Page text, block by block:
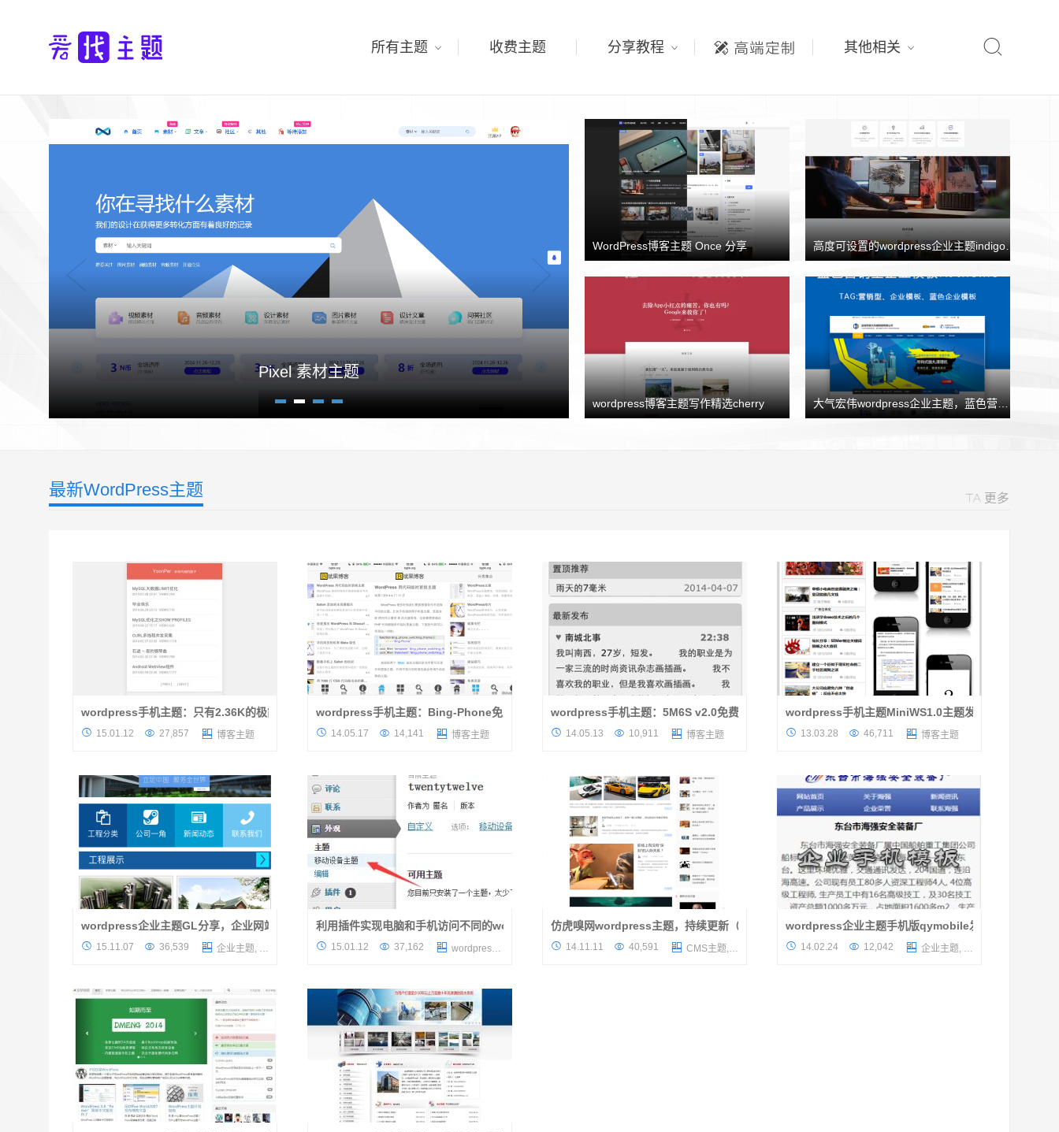
所有主题 收费主题 分享教程 其他相关 
Pixel 素材主题
WordPress博客主题 Once 分享 高度可设置的wordpress企业主题indigo分享
wordpress博客主题写作精选cherry 大气宏伟wordpress企业主题，蓝色营销型企业模板HJtheme发布
最新WordPress主题 
主题介绍 本款wordpress主题收集于
主题分开且又是同存使用的主题，新来的客...
wordpress手机主题：只有2.36K的极简手机主题YPMobile分享
 15.01.12  27,857  博客主题
主题介绍 来自wordpress主题达人斌果的作
览的话，那么今天介绍的这款“主...
wordpress手机主题：Bing-Phone免费发布了
 14.05.17  14,141  博客主题
主题介绍 说起wordpress手机主题，本站很早
wordpress手机主题变得不再流弊...
wordpress手机主题：5M6S v2.0免费分享
 14.05.13  10,911  博客主题
小编今天又整理一款wordpress主题，这款
机主题并不多哦，而今天小编就为大...
wordpress手机主题MiniWS1.0主题发布
 13.03.28  46,711  博客主题
大叔近两个月内要么是忙着学车，要么就是忙
着大项目，近来好不容易闲下来，给大家带来
标题说是企业网站一套解决方案！...
wordpress企业主题GL分享，企业网站一套解决方案！
 15.11.07  36,539  企业主题, 收费主题
大家将自己的网站做成自适应为好，毕竟此文
插件，插件来判定浏览设备是...
利用插件实现电脑和手机访问不同的wordpress主题教程
 15.01.12  37,162  wordpress插件
这款wordpress主题是精仿虎嗅网的，后台自
定义性极强，增加多种文章形式，是一款优秀
仿虎嗅网wordpress主题，持续更新（1.4版本）
 14.11.11  40,591  CMS主题, 博客主题
主题介绍 现如今一个网站如何不能够电脑和
手机均能够有很好的访问体验的话，那真是有
wordpress企业主题手机版qymobile发布
 14.02.24  12,042  企业主题, 收费主题